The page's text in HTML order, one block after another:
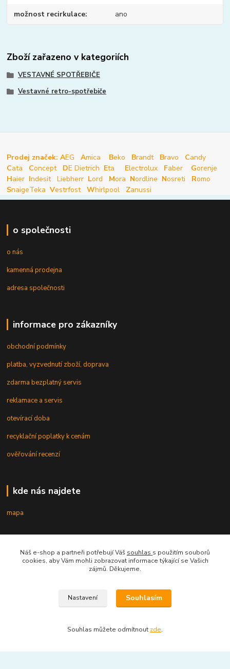
možnost recirkulace ano
Zboží zařazeno v kategoriích
VESTAVNÉ SPOTŘEBIČE
Vestavné retro-spotřebiče
Prodej značek: AEG Amica Beko Brandt Bravo Candy
Cata Concept DE Dietrich Eta Electrolux Faber Gorenje
Haier Indesit Liebherr Lord Mora Nordline Nosreti Romo
SnaigeTeka Vestrfost Whirlpool Zanussi
o společnosti
o nás
kamenná prodejna
adresa společnosti
informace pro zákazníky
obchodní podmínky
platba, vyzvednutí zboží, doprava
zdarma bezplatný servis
reklamace a servis
otevírací doba
recyklační poplatky k cenám
ověřování recenzí
kde nás najdete
mapa
kontakt
Náš e-shop a partneři potřebují Váš souhlas s použitím souborů
cookies, aby Vám mohli zobrazovat informace týkající se Vašich
zájmů. Děkujeme.
Nastavení Souhlasím
Souhlas můžete odmítnout zde.